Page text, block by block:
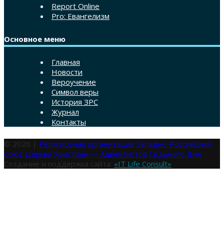
Report Online
Pro: Евангелизм
Основное меню
Главная
Новости
Вероучение
Символ веры
История ЗРС
Журнал
Контакты
© 2026 | Религиозная организация Западно-Российский
Союз Церкви Христиан — Адвентистов Седьмого Дня
Создание и поддержка сайта: «IT Life Consult»